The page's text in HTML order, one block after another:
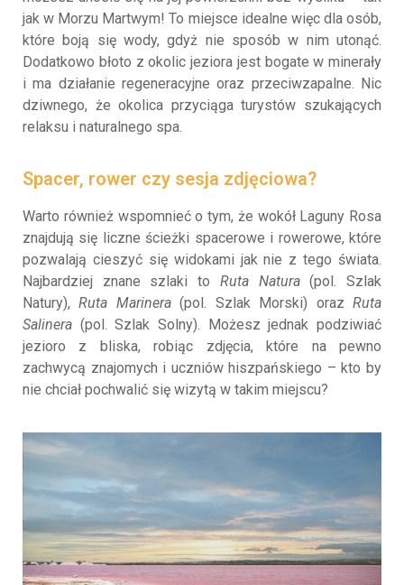
jak w Morzu Martwym! To miejsce idealne więc dla osób,
które boją się wody, gdyż nie sposób w nim utonąć.
Dodatkowo błoto z okolic jeziora jest bogate w minerały
i ma działanie regeneracyjne oraz przeciwzapalne. Nic
dziwnego, że okolica przyciąga turystów szukających
relaksu i naturalnego spa.
Spacer, rower czy sesja zdjęciowa?
Warto również wspomnieć o tym, że wokół Laguny Rosa
znajdują się liczne ścieżki spacerowe i rowerowe, które
pozwalają cieszyć się widokami jak nie z tego świata.
Najbardziej znane szlaki to Ruta Natura(pol. Szlak
Natury),Ruta Marinera(pol. Szlak Morski) orazRuta
Salinera (pol. Szlak Solny). Możesz jednak podziwiać
jezioro z bliska, robiąc zdjęcia, które na pewno
zachwycą znajomych i uczniów hiszpańskiego – kto by
nie chciał pochwalić się wizytą w takim miejscu?